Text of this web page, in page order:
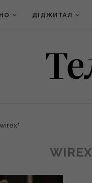
ДІДЖИТАЛ
WIREX